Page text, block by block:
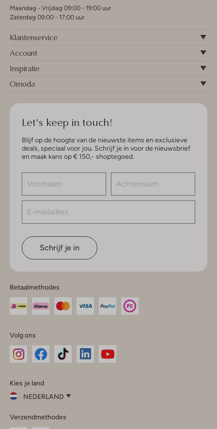
Maandag - Vrijdag 09:00 - 19:00 uur
Zaterdag 09:00 - 17:00 uur
Klantenservice
Account
Inspiratie
Omoda
Let's keep in touch!
Blijf op de hoogte van de nieuwste items en exclusieve
deals, speciaal voor jou. Schrijf je in voor de nieuwsbrief
en maak kans op € 150,- shoptegoed.
Schrijf je in
Betaalmethodes
Volg ons
InstagramFacebook
Kies je land
NEDERLAND
je
land
Verzendmethodes